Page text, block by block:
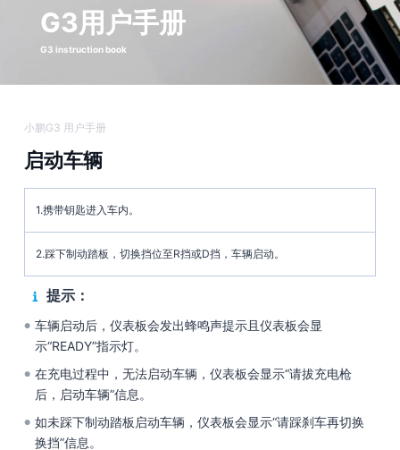
G3用户手册
G3 instruction book
小鹏G3 用户手册
启动车辆
1.携带钥匙进入车内。
2.踩下制动踏板，切换挡位至R挡或D挡，车辆启动。
提示：
● 车辆启动后，仪表板会发出蜂鸣声提示且仪表板会显
示“READY”指示灯。
● 在充电过程中，无法启动车辆，仪表板会显示“请拔充电枪
后，启动车辆”信息。
● 如未踩下制动踏板启动车辆，仪表板会显示“请踩刹车再切换
换挡”信息。